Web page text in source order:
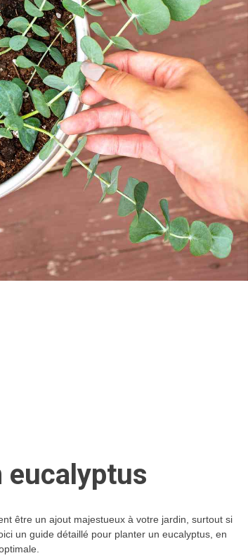
eucalyptus
être un ajout majestueux à votre jardin, surtout si
un guide détaillé pour planter un eucalyptus, en